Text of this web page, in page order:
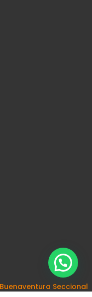
Seccional